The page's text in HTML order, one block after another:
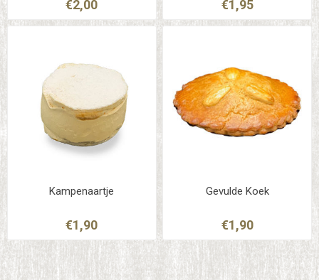
€2,00 €1,95
Kampenaartje
€1,90
Gevulde Koek
€1,90